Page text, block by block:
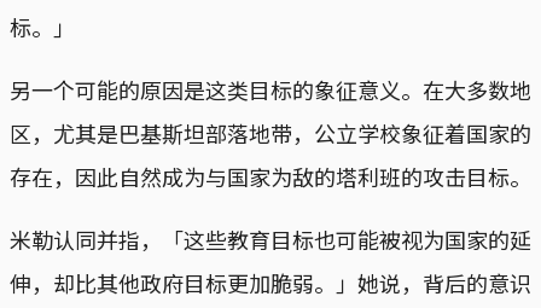
标。」
另一个可能的原因是这类目标的象征意义。在大多数地
区，尤其是巴基斯坦部落地带，公立学校象征着国家的
存在，因此自然成为与国家为敌的塔利班的攻击目标。
米勒认同并指，「这些教育目标也可能被视为国家的延
伸，却比其他政府目标更加脆弱。」她说，背后的意识